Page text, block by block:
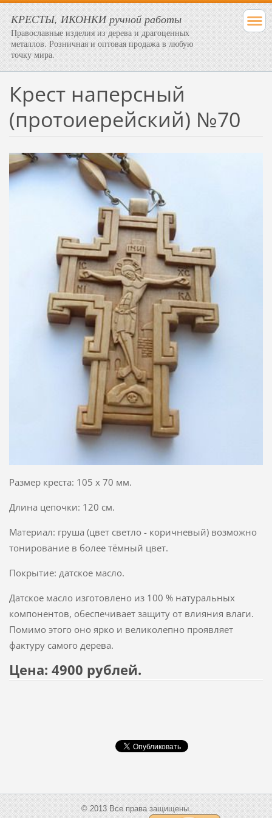
КРЕСТЫ, ИКОНКИ ручной работы
Православные изделия из дерева и драгоценных
металлов. Розничная и оптовая продажа в любую
точку мира.
Крест наперсный
(протоиерейский) №70
Размер креста: 105 х 70 мм.
Длина цепочки: 120 см.
Материал: груша (цвет светло - коричневый) возможно
тонирование в более тёмный цвет.
Покрытие: датское масло.
Датское масло изготовлено из 100 % натуральных
компонентов, обеспечивает защиту от влияния влаги.
Помимо этого оно ярко и великолепно проявляет
фактуру самого дерева.
Цена: 4900 рублей.
© 2013 Все права защищены.